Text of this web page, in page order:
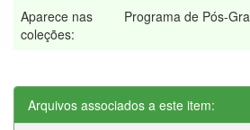
Aparece nas
coleções:
Programa de Pós-
Arquivos associados a este item: